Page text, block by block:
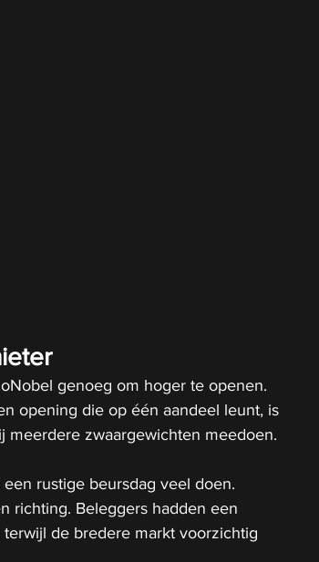
genoeg om hoger te openen.
opening die op één aandeel leunt, is
meerdere zwaargewichten meedoen.
rustige beursdag veel doen.
richting. Beleggers hadden een
de bredere markt voorzichtig